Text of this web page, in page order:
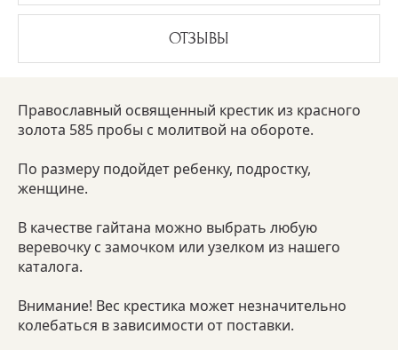
ОТЗЫВЫ
Православный освященный крестик из красного
золота 585 пробы с молитвой на обороте.
По размеру подойдет ребенку, подростку,
женщине.
В качестве гайтана можно выбрать любую
веревочку с замочком или узелком из нашего
каталога.
Внимание! Вес крестика может незначительно
колебаться в зависимости от поставки.